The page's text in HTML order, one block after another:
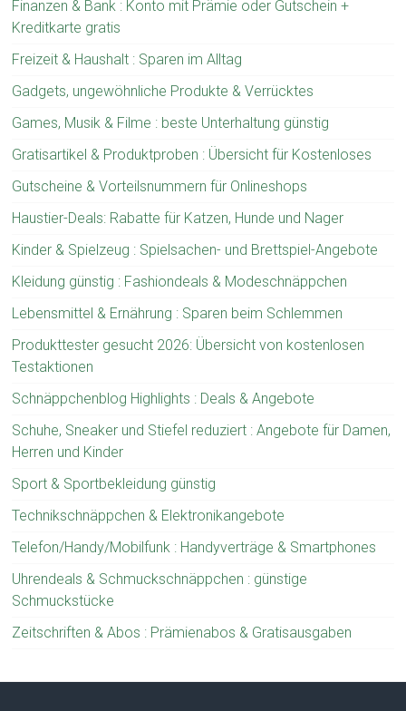
Finanzen & Bank : Konto mit Prämie oder Gutschein +
Kreditkarte gratis
Freizeit & Haushalt : Sparen im Alltag
Gadgets, ungewöhnliche Produkte & Verrücktes
Games, Musik & Filme : beste Unterhaltung günstig
Gratisartikel & Produktproben : Übersicht für Kostenloses
Gutscheine & Vorteilsnummern für Onlineshops
Haustier-Deals: Rabatte für Katzen, Hunde und Nager
Kinder & Spielzeug : Spielsachen- und Brettspiel-Angebote
Kleidung günstig : Fashiondeals & Modeschnäppchen
Lebensmittel & Ernährung : Sparen beim Schlemmen
Produkttester gesucht 2026: Übersicht von kostenlosen
Testaktionen
Schnäppchenblog Highlights : Deals & Angebote
Schuhe, Sneaker und Stiefel reduziert : Angebote für Damen,
Herren und Kinder
Sport & Sportbekleidung günstig
Technikschnäppchen & Elektronikangebote
Telefon/Handy/Mobilfunk : Handyverträge & Smartphones
Uhrendeals & Schmuckschnäppchen : günstige
Schmuckstücke
Zeitschriften & Abos : Prämienabos & Gratisausgaben